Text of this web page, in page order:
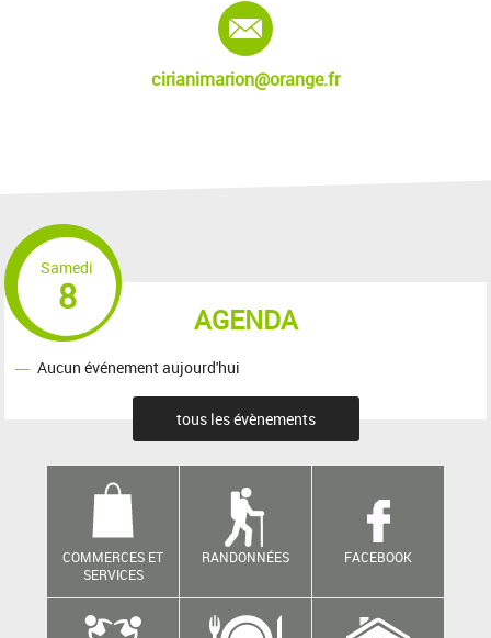
cirianimarion@orange.fr
AGENDA
Samedi
8
Aucun événement aujourd'hui
tous les évènements
COMMERCES ET
SERVICES
RANDONNÉES FACEBOOK